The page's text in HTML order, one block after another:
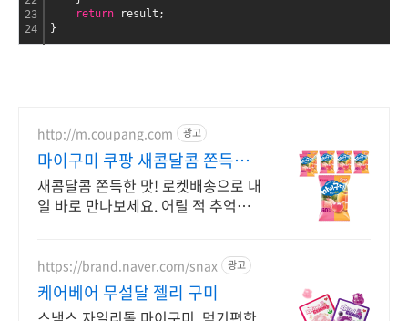
23
24
return result;
}
http://m.coupang.com 광고
마이구미 쿠팡 새콤달콤 쫀득한
맛
새콤달콤 쫀득한 맛! 로켓배송으로 내
일 바로 만나보세요. 어릴 적 추억의
https://brand.naver.com/snax 광고
케어베어 무설달 젤리 구미